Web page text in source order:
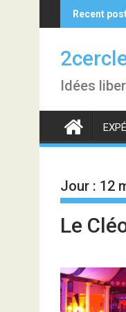
to
Recent
Idées
Jour : 12
Le